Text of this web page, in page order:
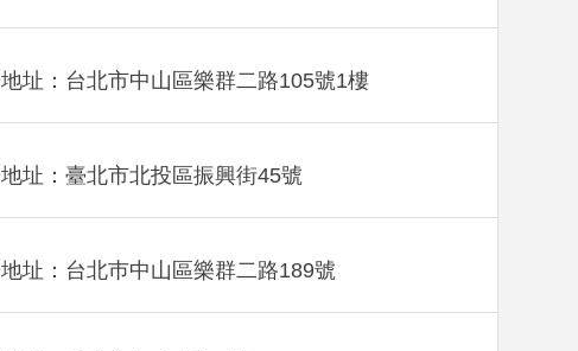
地址：台北市中山區樂群二路105號1樓
地址：臺北市北投區振興街45號
地址：台北巿中山區樂群二路189號